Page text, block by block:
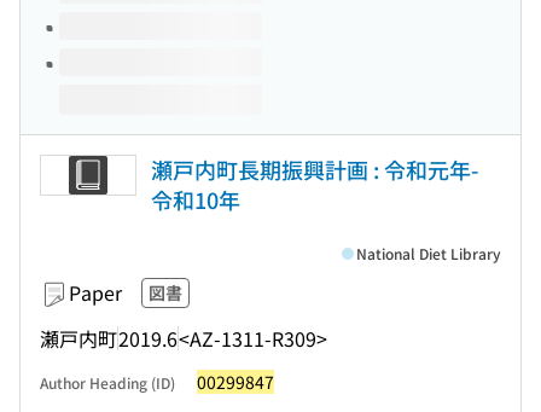
瀬戸内町長期振興計画 : 令和元年-
令和10年
Paper 図書
瀬戸内町2019.6<AZ-1311-R309>
National Diet Library
Author Heading (ID) 00299847